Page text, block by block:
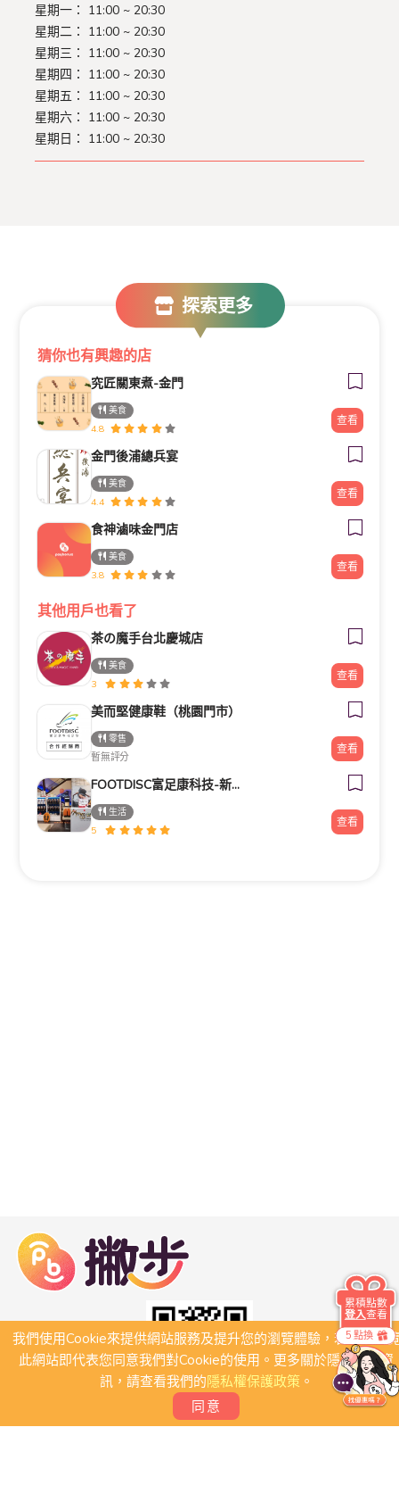
星期一： 11:00 ~ 20:30
星期二： 11:00 ~ 20:30
星期三： 11:00 ~ 20:30
星期四： 11:00 ~ 20:30
星期五： 11:00 ~ 20:30
星期六： 11:00 ~ 20:30
星期日： 11:00 ~ 20:30
探索更多
猜你也有興趣的店
究匠關東煮-金門
美食
4.8
查看
金門後浦總兵宴
美食
4.4
查看
食神滷味金門店
美食
3.8
查看
其他用戶也看了
茶の魔手台北慶城店
美食
3
查看
美而堅健康鞋（桃園門市）
零售
暫無評分
查看
FOOTDISC富足康科技-新光三越-桃園站前店
生活
5
查看
我們使用Cookie來提供網站服務及提升您的瀏覽體驗，若繼續瀏
此網站即代表您同意我們對Cookie的使用。更多關於隱私保護資
訊，請查看我們的隱私權保護政策。
同意
5 點換
累積點數
登入查看